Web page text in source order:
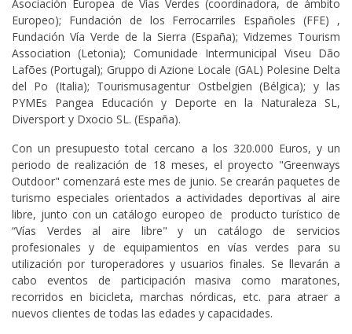
Asociación Europea de Vías Verdes (coordinadora, de ámbito
Europeo); Fundación de los Ferrocarriles Españoles (FFE) ,
Fundación Vía Verde de la Sierra (España); Vidzemes Tourism
Association (Letonia); Comunidade Intermunicipal Viseu Dão
Lafões (Portugal); Gruppo di Azione Locale (GAL) Polesine Delta
del Po (Italia); Tourismusagentur Ostbelgien (Bélgica); y las
PYMEs Pangea Educación y Deporte en la Naturaleza SL,
Diversport y Dxocio SL. (España).
Con un presupuesto total cercano a los 320.000 Euros, y un
periodo de realización de 18 meses, el proyecto "Greenways
Outdoor" comenzará este mes de junio. Se crearán paquetes de
turismo especiales orientados a actividades deportivas al aire
libre, junto con un catálogo europeo de producto turístico de
“Vías Verdes al aire libre" y un catálogo de servicios
profesionales y de equipamientos en vías verdes para su
utilización por turoperadores y usuarios finales. Se llevarán a
cabo eventos de participación masiva como maratones,
recorridos en bicicleta, marchas nórdicas, etc. para atraer a
nuevos clientes de todas las edades y capacidades.